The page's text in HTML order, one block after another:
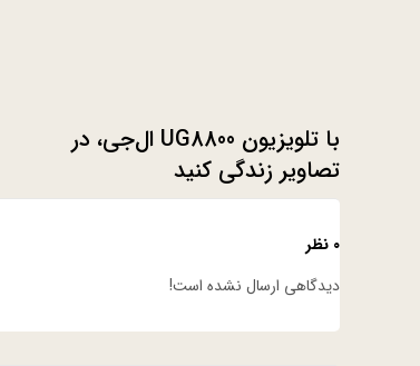
با تلویزیون UG8800 ال‌جی، در
تصاویر زندگی کنید
۰ نظر
دیدگاهی ارسال نشده است!